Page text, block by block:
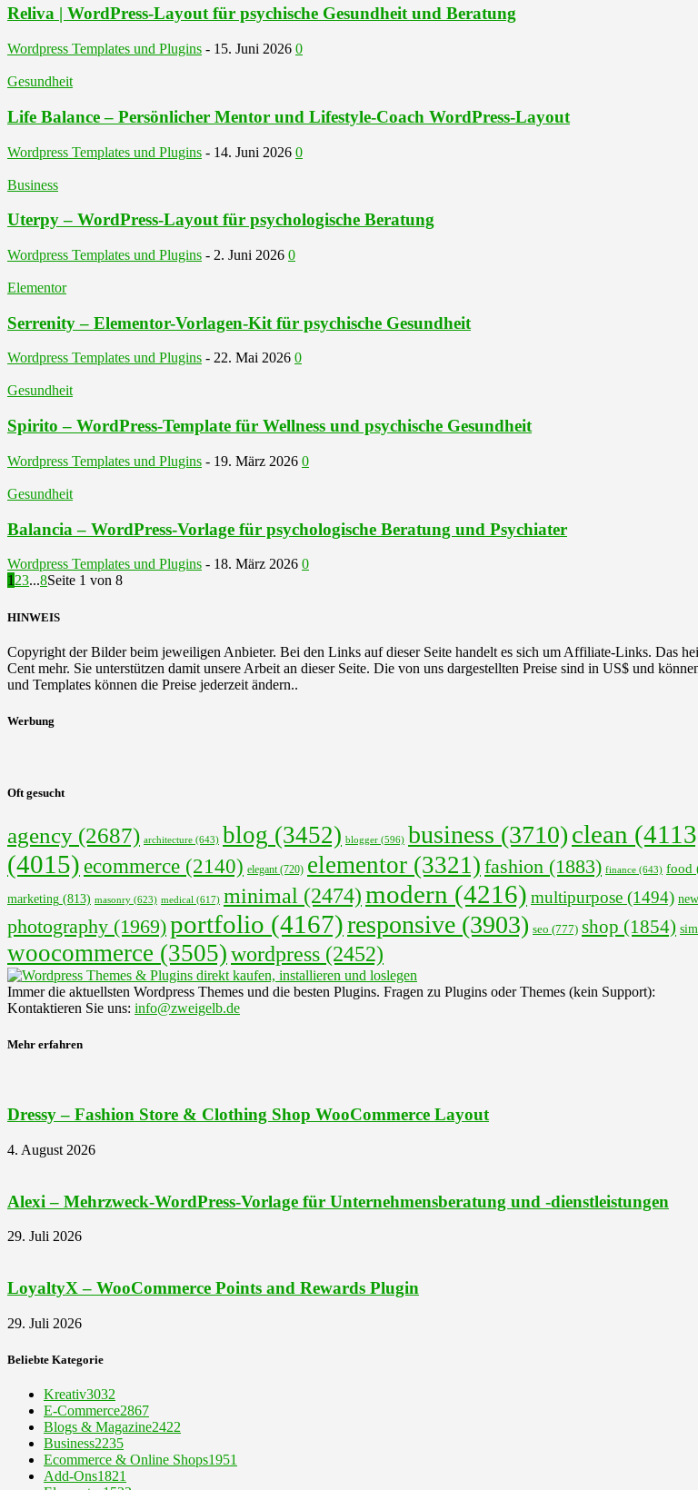
Reliva | WordPress-Layout für psychische Gesundheit und Beratung
Wordpress Templates und Plugins - 15. Juni 2026 0
Gesundheit
Life Balance – Persönlicher Mentor und Lifestyle-Coach WordPress-Layout
Wordpress Templates und Plugins - 14. Juni 2026 0
Business
Uterpy – WordPress-Layout für psychologische Beratung
Wordpress Templates und Plugins - 2. Juni 2026 0
Elementor
Serrenity – Elementor-Vorlagen-Kit für psychische Gesundheit
Wordpress Templates und Plugins - 22. Mai 2026 0
Gesundheit
Spirito – WordPress-Template für Wellness und psychische Gesundheit
Wordpress Templates und Plugins - 19. März 2026 0
Gesundheit
Balancia – WordPress-Vorlage für psychologische Beratung und Psychiater
Wordpress Templates und Plugins - 18. März 2026 0
1 23...8Seite 1 von 8
HINWEIS
Copyright der Bilder beim jeweiligen Anbieter. Bei den Links auf dieser Seite handelt es sich um Affiliate-Links. Das
Cent mehr. Sie unterstützen damit unsere Arbeit an dieser Seite. Die von uns dargestellten Preise sind in US$ und
und Templates können die Preise jederzeit ändern..
Werbung
Oft gesucht
agency (2687) architecture (643) blog (3452) blogger (596) business (3710)clean
(4015) ecommerce (2140) elegant(720) elementor (3321) fashion (1883) finance (643) food
marketing (813) masonry (623) medical (617) minimal (2474)modern (4216) multipurpose (1494)
photography (1969)portfolio (4167)responsive (3903) seo (777) shop (1854)
woocommerce (3505)wordpress (2452)
Immer die aktuellsten Wordpress Themes und die besten Plugins. Fragen zu Plugins oder Themes (kein Support):
Kontaktieren Sie uns: info@zweigelb.de
Mehr erfahren
Dressy – Fashion Store & Clothing Shop WooCommerce Layout
4. August 2026
Alexi – Mehrzweck-WordPress-Vorlage für Unternehmensberatung und -dienstleistungen
29. Juli 2026
LoyaltyX – WooCommerce Points and Rewards Plugin
29. Juli 2026
Beliebte Kategorie
Kreativ3032
E-Commerce2867
Blogs & Magazine2422
Business2235
Ecommerce & Online Shops1951
Add-Ons1821